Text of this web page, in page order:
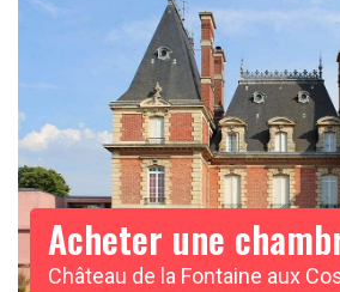
Acheter une
Château de la Fontaine aux